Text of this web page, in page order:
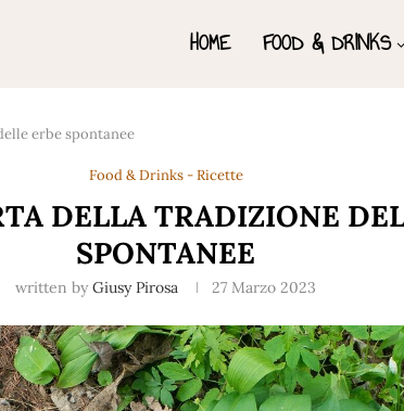
HOME FOOD & DRINKS
erbe spontanee
Food & Drinks - Ricette
DELLA TRADIZIONE
SPONTANEE
written byGiusy Pirosa 27 Marzo 2023